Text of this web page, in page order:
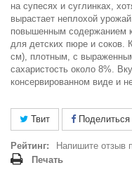
на супесях и суглинках,
вырастает неплохой
повышенным содержанием
для детских пюре и соков.
см), плотным, с
сахаристость около 8%.
консервированном виде и
Твит Поделиться
Рейтинг:
Напишите отзыв
Печать